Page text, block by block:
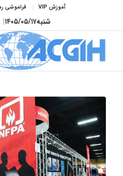
آموزش VIP فراموشی
شنبه۱۴۰۵/۰۵/۱۷|